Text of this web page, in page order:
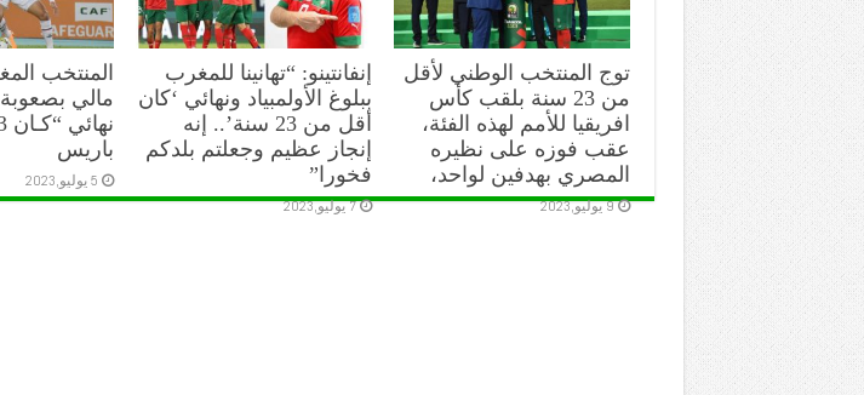
توج المنتخب الوطني لأقل
من 23 سنة بلقب كأس
افريقيا للأمم لهذه الفئة،
عقب فوزه على نظيره
المصري بهدفين لواحد،
9 يوليو,2023
إنفانتينو: “تهانينا للمغرب
ببلوغ الأولمبياد ونهائي ‘كان
أقل من 23 سنة’.. إنه
إنجاز عظيم وجعلتم بلدكم
فخورا”
7 يوليو,2023
المنتخب
مالي
باريس
5 يوليو,2023